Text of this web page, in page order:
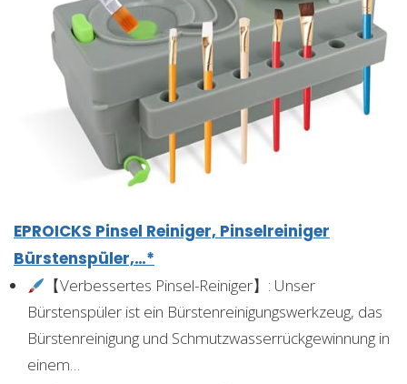
EPROICKS Pinsel Reiniger, Pinselreiniger
Bürstenspüler,…*
【Verbessertes Pinsel-Reiniger】: Unser
Bürstenspüler ist ein Bürstenreinigungswerkzeug, das
Bürstenreinigung und Schmutzwasserrückgewinnung in
einem…